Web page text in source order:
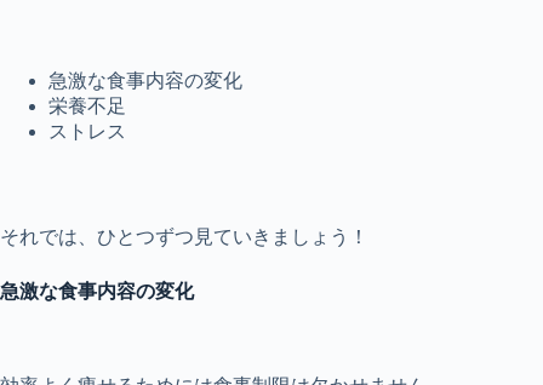
急激な食事内容の変化
栄養不足
ストレス
それでは、ひとつずつ見ていきましょう！
急激な食事内容の変化